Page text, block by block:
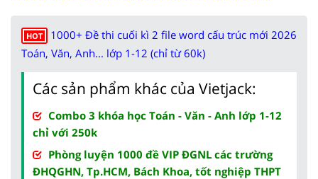
HOT
1000+ Đề thi cuối kì 2 file word cấu trúc mới 2026
Toán, Văn, Anh... lớp 1-12 (chỉ từ 60k)
Các sản phẩm khác của Vietjack:
Combo 3 khóa học Toán - Văn - Anh lớp 1-12
chỉ với 250k
Phòng luyện 1000 đề VIP ĐGNL các trường
ĐHQGHN, Tp.HCM, Bách Khoa, tốt nghiệp THPT